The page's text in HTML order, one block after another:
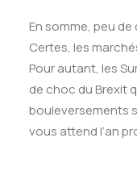
En somme, peu
Certes, les
Pour autant, les
de choc du Brexit
bouleversements
vous attend l’an